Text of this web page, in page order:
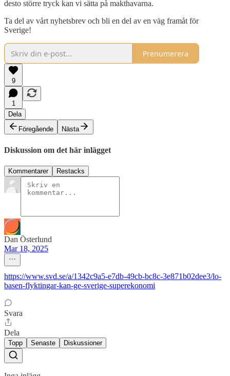
desto större tryck kan vi sätta på makthavarna.
Ta del av vårt nyhetsbrev och bli en del av en väg framåt för
Sverige!
Prenumerera
9
1
Dela
Föregående
Nästa
Diskussion om det här inlägget
Kommentarer Restacks
Dan Österlund
Mar 18, 2025
https://www.svd.se/a/1342c9a5-e7db-49cb-bc8c-3e871b02dee3/lo-
basen-flyktingar-kan-ge-sverige-superekonomi
Svara
Dela
Topp Senaste Diskussioner